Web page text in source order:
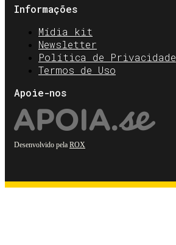
Informações
Mídia kit
Newsletter
Política de Privacidade
Termos de Uso
Apoie-nos
Desenvolvido pela ROX